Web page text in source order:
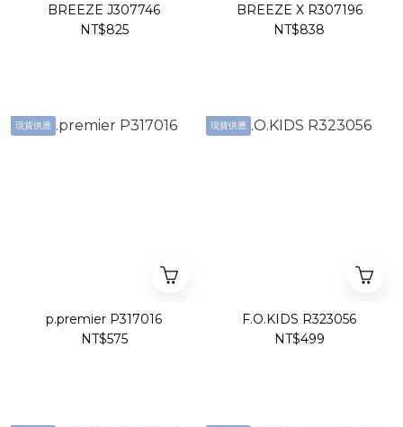
BREEZE J307746
NT$825
BREEZE X R307196
NT$838
現貨供應
p.premier P317016
NT$575
現貨供應
F.O.KIDS R323056
NT$499